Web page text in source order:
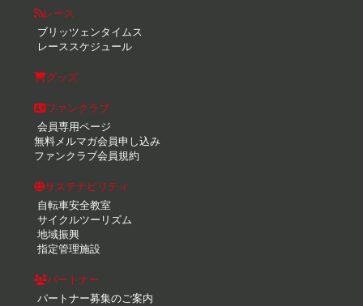
レース
ブリッツェンタイムス
レーススケジュール
グッズ
ファンクラブ
会員専用ページ
無料メルマガ会員申し込み
ファンクラブ会員規約
サステナビリティ
自転車安全教室
サイクルツーリズム
地域振興
指定管理施設
パートナー
パートナー募集のご案内